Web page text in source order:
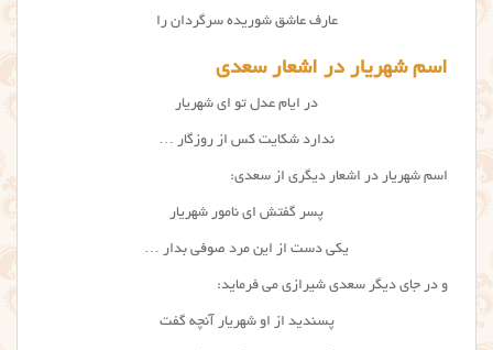
عارف عاشق شوریده سرگردان را
اسم شهریار در اشعار سعدی
در ایام عدل تو ای شهریار
ندارد شکایت کس از روزگار …
اسم شهریار در اشعار دیگری از سعدی:
پسر گفتش ای نامور شهریار
یکی دست از این مرد صوفی بدار …
و در جای دیگر سعدی شیرازی می فرماید:
پسندید از او شهریار آنچه گفت